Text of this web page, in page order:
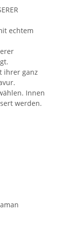
echtem
ihrer ganz
Innen
werden.